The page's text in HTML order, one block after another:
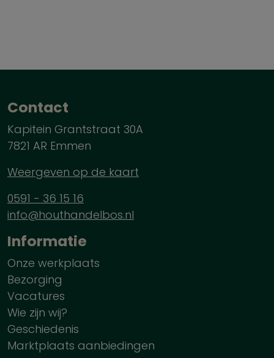
Contact
Kapitein Grantstraat 30A
7821 AR Emmen
Weergeven op de kaart
0591 - 36 15 16
info@houthandelbos.nl
Informatie
Onze werkplaats
Bezorging
Vacatures
Wie zijn wij?
Geschiedenis
Marktplaats aanbiedingen